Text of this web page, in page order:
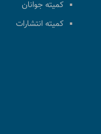
کمیته جوانان
کمیته انتشارات